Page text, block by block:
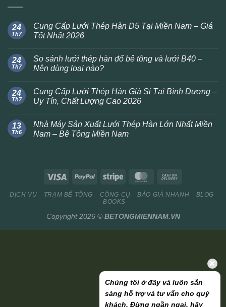
24
Th7
Cung Cấp Lưới Thép Hàn D5 Tại Miền Nam – Giá
Tốt Nhất 2026
24
Th7
So sánh lưới thép hàn đổ bê tông và lưới B40 –
Nên dùng loại nào?
24
Th7
Cung Cấp Lưới Thép Hàn Giá Sỉ Tại Bình Dương –
Uy Tín, Chất Lượng Cao 2026
13
Th6
Nhà Máy Sản Xuất Lưới Thép Hàn Lớn Nhất Miền
Nam – Bê Tông Miền Nam
DỊCH VỤ TRẠM BÊ TÔNG CÔNG CỤ BÁO GIÁ NHANH
BLOG
BOOKS
Copyright 2026 ©BETONGMIENNAM.VN
Chúng tôi ở đây và luôn sẵn
sàng hỗ trợ và tư vấn cho quý
khách. Đừng ngần ngại, hãy